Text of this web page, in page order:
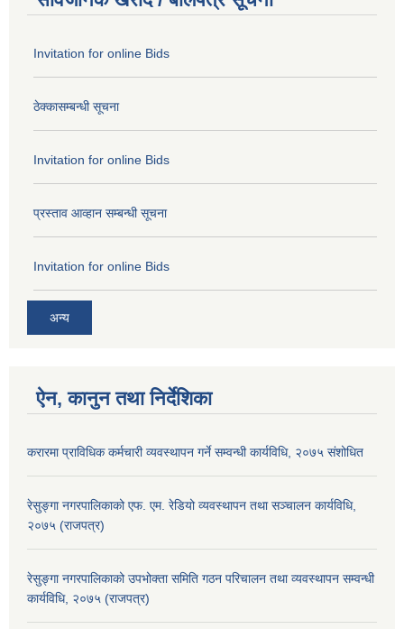
Invitation for online Bids
ठेक्कासम्बन्धी सूचना
Invitation for online Bids
प्रस्ताव आव्हान सम्बन्धी सूचना
Invitation for online Bids
अन्य
ऐन, कानुन तथा निर्देशिका
करारमा प्राविधिक कर्मचारी व्यवस्थापन गर्ने सम्वन्धी कार्यविधि, २०७५ संशोधित
रेसुङ्गा नगरपालिकाको एफ. एम. रेडियो व्यवस्थापन तथा सञ्चालन कार्यविधि,
२०७५ (राजपत्र)
रेसुङ्गा नगरपालिकाको उपभोक्ता समिति गठन परिचालन तथा व्यवस्थापन सम्वन्धी
कार्यविधि, २०७५ (राजपत्र)